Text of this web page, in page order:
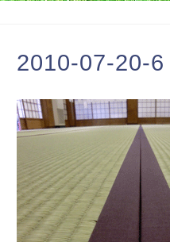
2010-07-20-6